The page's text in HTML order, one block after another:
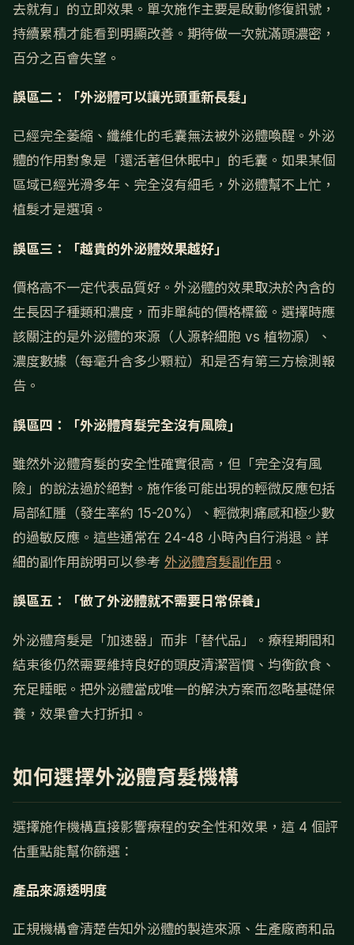
去就有」的立即效果。單次施作主要是啟動修復訊號，
持續累積才能看到明顯改善。期待做一次就滿頭濃密，
百分之百會失望。
誤區二：「外泌體可以讓光頭重新長髮」
已經完全萎縮、纖維化的毛囊無法被外泌體喚醒。外泌
體的作用對象是「還活著但休眠中」的毛囊。如果某個
區域已經光滑多年、完全沒有細毛，外泌體幫不上忙，
植髮才是選項。
誤區三：「越貴的外泌體效果越好」
價格高不一定代表品質好。外泌體的效果取決於內含的
生長因子種類和濃度，而非單純的價格標籤。選擇時應
該關注的是外泌體的來源（人源幹細胞 vs 植物源）、
濃度數據（每毫升含多少顆粒）和是否有第三方檢測報
告。
誤區四：「外泌體育髮完全沒有風險」
雖然外泌體育髮的安全性確實很高，但「完全沒有風
險」的說法過於絕對。施作後可能出現的輕微反應包括
局部紅腫（發生率約 15-20%）、輕微刺痛感和極少數
的過敏反應。這些通常在 24-48 小時內自行消退。詳
細的副作用說明可以參考 外泌體育髮副作用 。
誤區五：「做了外泌體就不需要日常保養」
外泌體育髮是「加速器」而非「替代品」。療程期間和
結束後仍然需要維持良好的頭皮清潔習慣、均衡飲食、
充足睡眠。把外泌體當成唯一的解決方案而忽略基礎保
養，效果會大打折扣。
如何選擇外泌體育髮機構
選擇施作機構直接影響療程的安全性和效果，這 4 個評
估重點能幫你篩選：
產品來源透明度
正規機構會清楚告知外泌體的製造來源、生產廠商和品